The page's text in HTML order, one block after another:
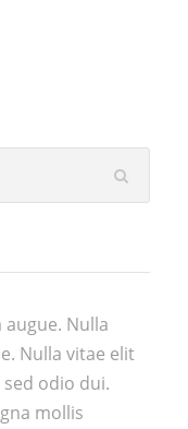
Nulla
Nulla vitae elit
odio dui.
mollis